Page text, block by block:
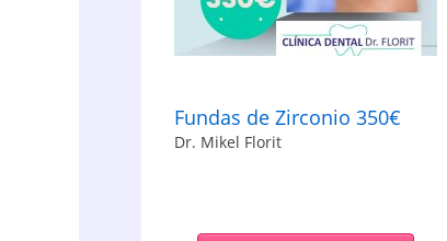
Fundas de Zirconio 350€
Dr. Mikel Florit